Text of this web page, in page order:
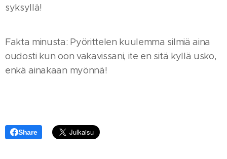
syksyllä!
Fakta minusta: Pyörittelen kuulemma silmiä aina
oudosti kun oon vakavissani, ite en sitä kyllä usko,
enkä ainakaan myönnä!
Share